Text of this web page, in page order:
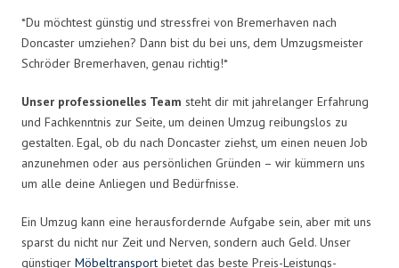
*Du möchtest günstig und stressfrei von Bremerhaven nach
Doncaster umziehen? Dann bist du bei uns, dem Umzugsmeister
Schröder Bremerhaven, genau richtig!*
Unser professionelles Team steht dir mit jahrelanger Erfahrung
und Fachkenntnis zur Seite, um deinen Umzug reibungslos zu
gestalten. Egal, ob du nach Doncaster ziehst, um einen neuen Job
anzunehmen oder aus persönlichen Gründen – wir kümmern uns
um alle deine Anliegen und Bedürfnisse.
Ein Umzug kann eine herausfordernde Aufgabe sein, aber mit uns
sparst du nicht nur Zeit und Nerven, sondern auch Geld. Unser
günstiger Möbeltransport bietet das beste Preis-Leistungs-